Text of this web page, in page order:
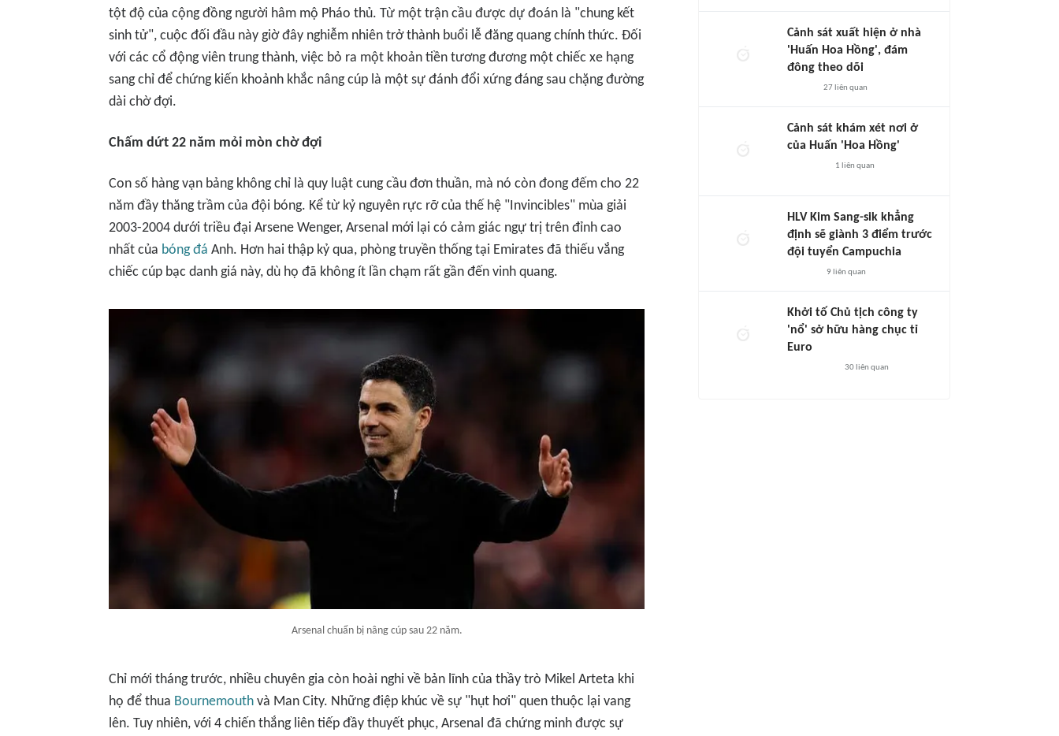
tột độ của cộng đồng người hâm mộ Pháo thủ. Từ một trận cầu được dự đoán là "chung kết
sinh tử", cuộc đối đầu này giờ đây nghiễm nhiên trở thành buổi lễ đăng quang chính thức. Đối
với các cổ động viên trung thành, việc bỏ ra một khoản tiền tương đương một chiếc xe hạng
sang chỉ để chứng kiến khoảnh khắc nâng cúp là một sự đánh đổi xứng đáng sau chặng đường
dài chờ đợi.
Chấm dứt 22 năm mỏi mòn chờ đợi
Con số hàng vạn bảng không chỉ là quy luật cung cầu đơn thuần, mà nó còn đong đếm cho 22
năm đầy thăng trầm của đội bóng. Kể từ kỷ nguyên rực rỡ của thế hệ "Invincibles" mùa giải
2003-2004 dưới triều đại Arsene Wenger, Arsenal mới lại có cảm giác ngự trị trên đỉnh cao
nhất của bóng đá Anh. Hơn hai thập kỷ qua, phòng truyền thống tại Emirates đã thiếu vắng
chiếc cúp bạc danh giá này, dù họ đã không ít lần chạm rất gần đến vinh quang.
Arsenal chuẩn bị nâng cúp sau 22 năm.
Chỉ mới tháng trước, nhiều chuyên gia còn hoài nghi về bản lĩnh của thầy trò Mikel Arteta khi
họ để thua Bournemouth và Man City. Những điệp khúc về sự "hụt hơi" quen thuộc lại vang
lên. Tuy nhiên, với 4 chiến thắng liên tiếp đầy thuyết phục, Arsenal đã chứng minh được sự
Cảnh sát xuất hiện ở nhà
'Huấn Hoa Hồng', đám
đông theo dõi
27liên quan
Cảnh sát khám xét nơi ở
của Huấn 'Hoa Hồng'
1 liên quan
HLV Kim Sang-sik khẳng
định sẽ giành 3 điểm trước
đội tuyển Campuchia
9 liên quan
Khởi tố Chủ tịch công ty
'nổ' sở hữu hàng chục tỉ
Euro
30liên quan